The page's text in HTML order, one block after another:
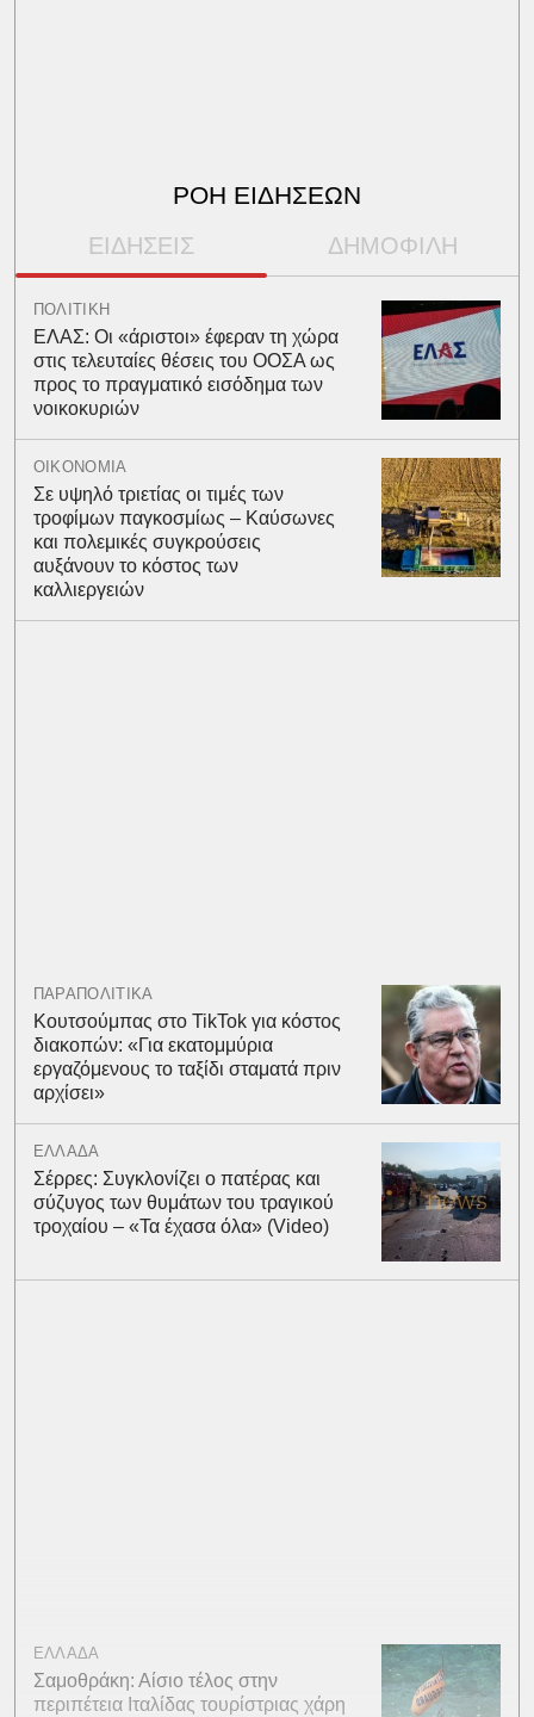
ΡΟΗ ΕΙΔΗΣΕΩΝ
ΕΙΔΗΣΕΙΣ ΔΗΜΟΦΙΛΗ
ΠΟΛΙΤΙΚΗ
ΕΛΑΣ: Οι «άριστοι» έφεραν τη χώρα
στις τελευταίες θέσεις του ΟΟΣΑ ως
προς το πραγματικό εισόδημα των
νοικοκυριών
ΟΙΚΟΝΟΜΙΑ
Σε υψηλό τριετίας οι τιμές των
τροφίμων παγκοσμίως – Καύσωνες
και πολεμικές συγκρούσεις
αυξάνουν το κόστος των
καλλιεργειών
ΠΑΡΑΠΟΛΙΤΙΚΑ
Κουτσούμπας στο TikTok για κόστος
διακοπών: «Για εκατομμύρια
εργαζόμενους το ταξίδι σταματά πριν
αρχίσει»
ΕΛΛΑΔΑ
Σέρρες: Συγκλονίζει ο πατέρας και
σύζυγος των θυμάτων του τραγικού
τροχαίου – «Τα έχασα όλα» (Video)
ΕΛΛΑΔΑ
Σαμοθράκη: Αίσιο τέλος στην
περιπέτεια Ιταλίδας τουρίστριας χάρη